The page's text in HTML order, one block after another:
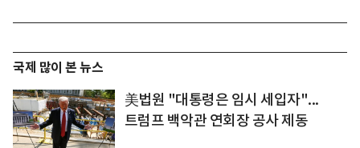
국제 많이 본 뉴스
美법원 "대통령은 임시 세입자"...
트럼프 백악관 연회장 공사 제동